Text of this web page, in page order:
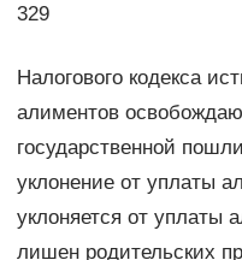
329
Налогового кодекса
алиментов
государственной
уклонение от уплаты
уклоняется от уплаты
лишен родительских